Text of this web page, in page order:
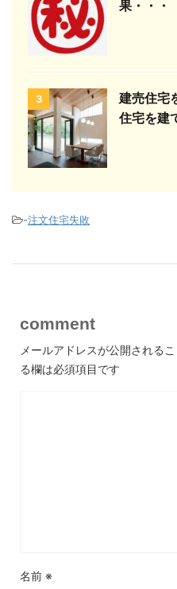
果・・・
3
建売住宅
住宅を建
-注文住宅失敗
comment
メールアドレスが公開されるこ
る欄は必須項目です
名前 ※